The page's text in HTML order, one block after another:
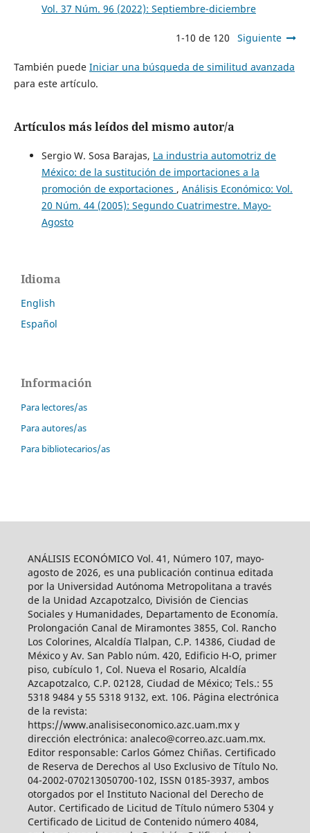
Vol. 37 Núm. 96 (2022): Septiembre-diciembre
1-10 de 120 Siguiente
También puede Iniciar una búsqueda de similitud avanzada
para este artículo.
Artículos más leídos del mismo autor/a
Sergio W. Sosa Barajas, La industria automotriz de
México: de la sustitución de importaciones a la
promoción de exportaciones , Análisis Económico: Vol.
20 Núm. 44 (2005): Segundo Cuatrimestre. Mayo-
Agosto
Idioma
English
Español
Información
Para lectores/as
Para autores/as
Para bibliotecarios/as
ANÁLISIS ECONÓMICO Vol. 41, Número 107, mayo-
agosto de 2026, es una publicación continua editada
por la Universidad Autónoma Metropolitana a través
de la Unidad Azcapotzalco, División de Ciencias
Sociales y Humanidades, Departamento de Economía.
Prolongación Canal de Miramontes 3855, Col. Rancho
Los Colorines, Alcaldía Tlalpan, C.P. 14386, Ciudad de
México y Av. San Pablo núm. 420, Edificio H-O, primer
piso, cubículo 1, Col. Nueva el Rosario, Alcaldía
Azcapotzalco, C.P. 02128, Ciudad de México; Tels.: 55
5318 9484 y 55 5318 9132, ext. 106. Página electrónica
de la revista:
https://www.analisiseconomico.azc.uam.mx y
dirección electrónica: analeco@correo.azc.uam.mx.
Editor responsable: Carlos Gómez Chiñas. Certificado
de Reserva de Derechos al Uso Exclusivo de Título No.
04-2002-070213050700-102, ISSN 0185-3937, ambos
otorgados por el Instituto Nacional del Derecho de
Autor. Certificado de Licitud de Título número 5304 y
Certificado de Licitud de Contenido número 4084,